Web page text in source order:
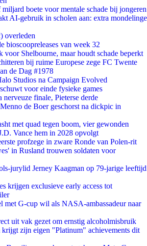
boete voor mentale schade bij jongeren
AI-gebruik in scholen aan: extra mondelinge
overleden
bioscoopreleases van week 32
voor Shelbourne, maar houdt schade beperkt
bij ruime Europese zege FC Twente
de Dag #1978
Studios na Campaign Evolved
voor einde fysieke games
finale, Pieterse derde
de Boer geschorst na dickpic in
met quad tegen boom, vier gewonden
Vance hem in 2028 opvolgt
profzege in zware Ronde van Polen-rit
in Rusland trouwen soldaten voor
jurylid Jerney Kaagman op 79-jarige leeftijd
krijgen exclusieve early access tot
met G-cup wil als NASA-ambassadeur naar
uit vak gezet om ernstig alcoholmisbruik
zijn eigen "Platinum" achievements dit